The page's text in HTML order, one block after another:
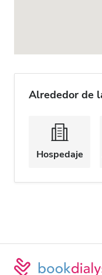
Alrededor de
Hospedaje